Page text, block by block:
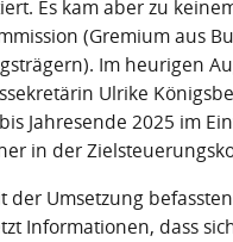
Es kam aber zu
(Gremium aus
Im heurigen
Ulrike
Jahresende 2025 im
in der
der Umsetzung
Informationen, dass